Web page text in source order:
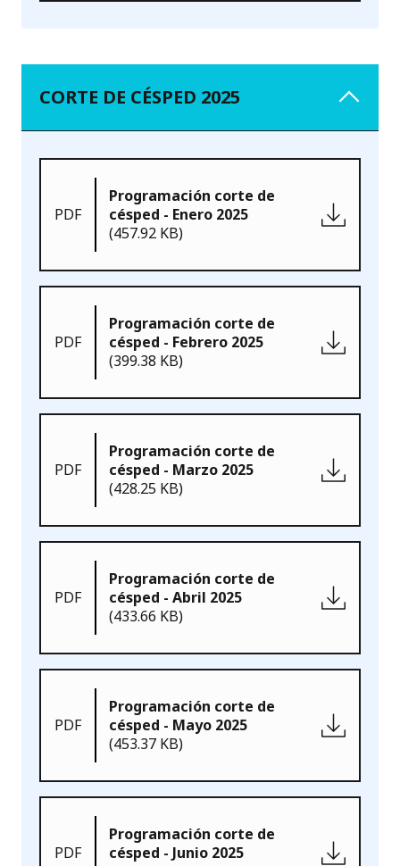
CORTE DE CÉSPED 2025
PDF
Programación corte de
césped - Enero 2025
(457.92 KB)
PDF
Programación corte de
césped - Febrero 2025
(399.38 KB)
PDF
Programación corte de
césped - Marzo 2025
(428.25 KB)
PDF
Programación corte de
césped - Abril 2025
(433.66 KB)
PDF
Programación corte de
césped - Mayo 2025
(453.37 KB)
PDF
Programación corte de
césped - Junio 2025